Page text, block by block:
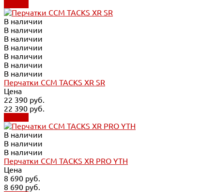
В наличии
В наличии
В наличии
В наличии
В наличии
В наличии
В наличии
Перчатки CCM TACKS XR SR
Цена
22 390 руб.
22 390 руб.
В наличии
В наличии
В наличии
Перчатки CCM TACKS XR PRO YTH
Цена
8 690 руб.
8 690 руб.